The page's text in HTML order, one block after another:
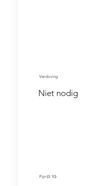
Verdoving
Niet nodig
Pijn (0-10)